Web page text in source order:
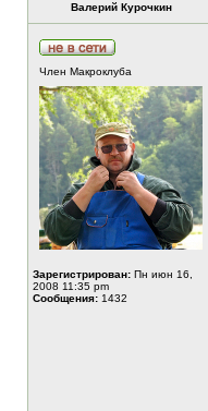
Валерий Курочкин
Член Макроклуба
Зарегистрирован: Пн июн 16,
2008 11:35 pm
Сообщения: 1432